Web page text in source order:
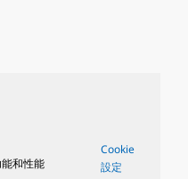
和性能
Cookie
設定